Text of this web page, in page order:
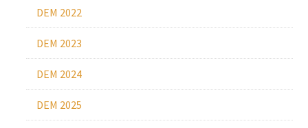
DEM 2022
DEM 2023
DEM 2024
DEM 2025